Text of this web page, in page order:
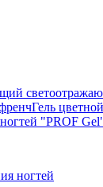
Гель цветной
"PROF
ногтей